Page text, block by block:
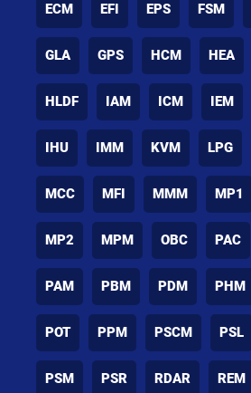
ECM EFI EPS FSM
GLA GPS HCM HEA
HLDF IAM ICM IEM
IHU IMM KVM LPG
MCC MFI MMM MP1
MP2 MPM OBC PAC
PAM PBM PDM PHM
POT PPM PSCM PSL
PSM PSR RDAR REM